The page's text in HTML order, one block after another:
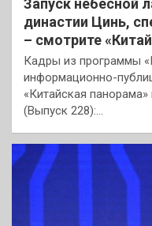
Запуск небесной
династии Цинь,
– смотрите
Кадры из программы
информационно-
«Китайская
(Выпуск 228):…